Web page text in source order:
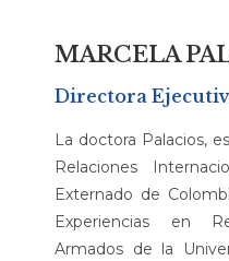
MARCELA
Directora
La doctora Palacios,
Relaciones
Externado de
Experiencias en
Armados de la